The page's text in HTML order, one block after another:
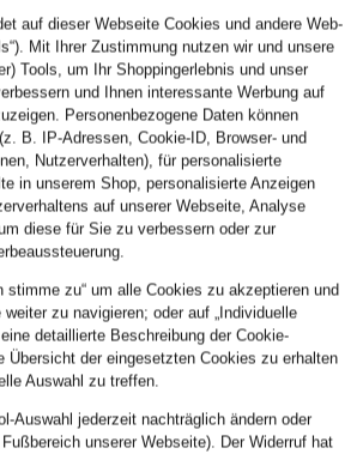
TOMMY JEANS
T-Shirt
49,90 €
auf dieser Webseite Cookies und andere Web-
Mit Ihrer Zustimmung nutzen wir und unsere
Tools, um Ihr Shoppingerlebnis und unser
und Ihnen interessante Werbung auf
Personenbezogene Daten können
B. IP-Adressen, Cookie-ID, Browser- und
Nutzerverhalten), für personalisierte
in unserem Shop, personalisierte Anzeigen
auf unserer Webseite, Analyse
diese für Sie zu verbessern oder zur
stimme zu“ um alle Cookies zu akzeptieren und
zu navigieren; oder auf „Individuelle
detaillierte Beschreibung der Cookie-
Übersicht der eingesetzten Cookies zu erhalten
Auswahl zu treffen.
Auswahl jederzeit nachträglich ändern oder
unserer Webseite). Der Widerruf hat